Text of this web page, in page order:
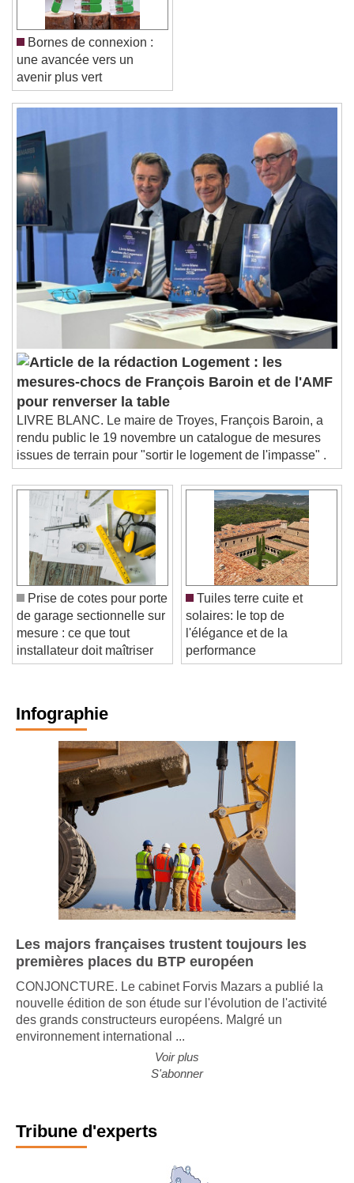
Bornes de connexion :
une avancée vers un
avenir plus vert
Logement : les
mesures-chocs de François Baroin et de l'AMF
pour renverser la table
LIVRE BLANC. Le maire de Troyes, François Baroin, a
rendu public le 19 novembre un catalogue de mesures
issues de terrain pour "sortir le logement de l'impasse" .
Prise de cotes pour porte
de garage sectionnelle sur
mesure : ce que tout
installateur doit maîtriser
Tuiles terre cuite et
solaires: le top de
l'élégance et de la
performance
Infographie
Les majors françaises trustent toujours les
premières places du BTP européen
CONJONCTURE. Le cabinet Forvis Mazars a publié la
nouvelle édition de son étude sur l'évolution de l'activité
des grands constructeurs européens. Malgré un
Voir plus
Tribune d'experts